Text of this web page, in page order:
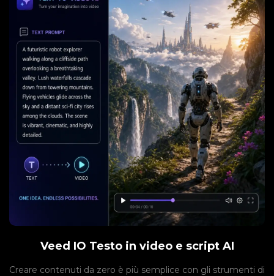
Veed IO Testo in video e script AI
Creare contenuti da zero è più semplice con gli strumenti di